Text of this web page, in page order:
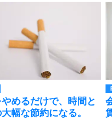
やめるだけで、時間と
幅な節約になる。